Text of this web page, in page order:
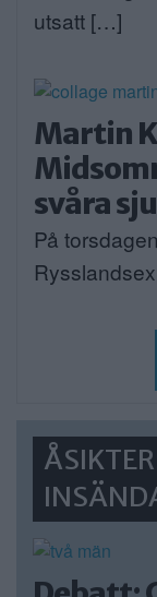
utsatt […]
Martin
svåra
På